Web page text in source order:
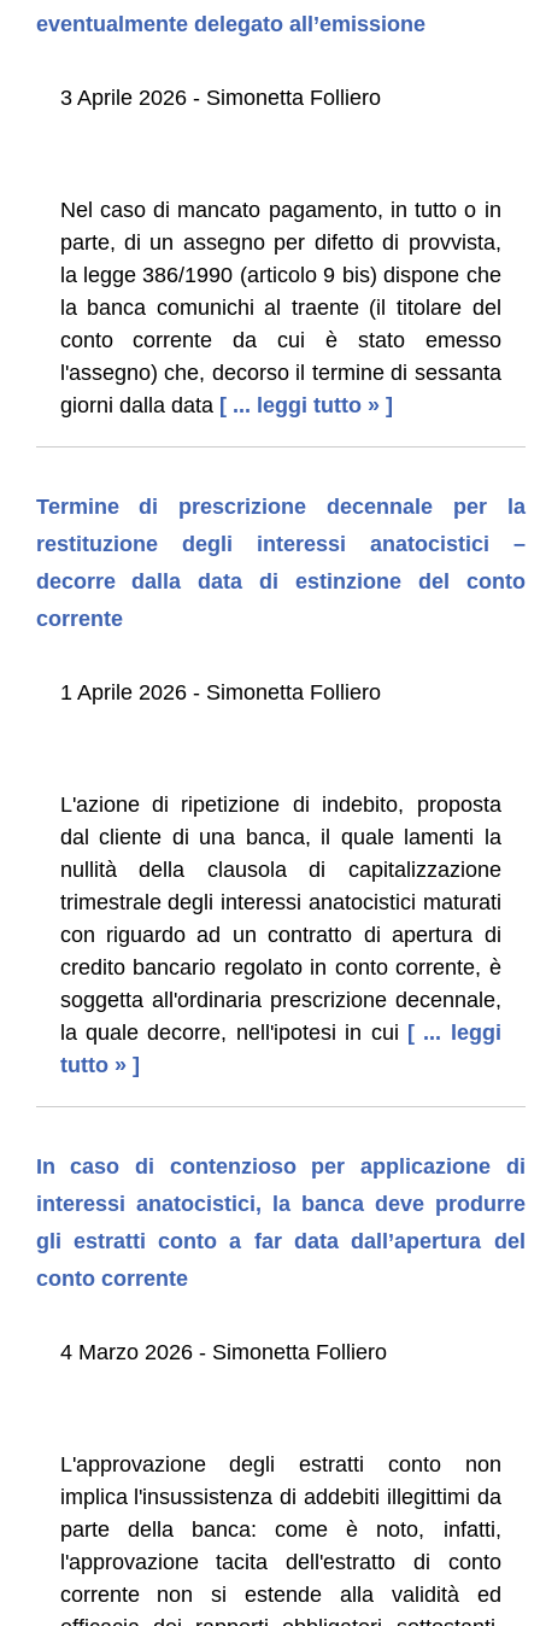
eventualmente delegato all’emissione
3 Aprile 2026 - Simonetta Folliero
Nel caso di mancato pagamento, in tutto o in
parte, di un assegno per difetto di provvista,
la legge 386/1990 (articolo 9 bis) dispone che
la banca comunichi al traente (il titolare del
conto corrente da cui è stato emesso
l'assegno) che, decorso il termine di sessanta
giorni dalla data [ ... leggi tutto » ]
Termine di prescrizione decennale per la
restituzione degli interessi anatocistici –
decorre dalla data di estinzione del conto
corrente
1 Aprile 2026 - Simonetta Folliero
L'azione di ripetizione di indebito, proposta
dal cliente di una banca, il quale lamenti la
nullità della clausola di capitalizzazione
trimestrale degli interessi anatocistici maturati
con riguardo ad un contratto di apertura di
credito bancario regolato in conto corrente, è
soggetta all'ordinaria prescrizione decennale,
la quale decorre, nell'ipotesi in cui [ ... leggi
tutto » ]
In caso di contenzioso per applicazione di
interessi anatocistici, la banca deve produrre
gli estratti conto a far data dall’apertura del
conto corrente
4 Marzo 2026 - Simonetta Folliero
L'approvazione degli estratti conto non
implica l'insussistenza di addebiti illegittimi da
parte della banca: come è noto, infatti,
l'approvazione tacita dell'estratto di conto
corrente non si estende alla validità ed